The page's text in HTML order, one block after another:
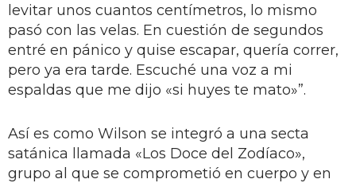
levitar unos cuantos centímetros, lo mismo
pasó con las velas. En cuestión de segundos
entré en pánico y quise escapar, quería correr,
pero ya era tarde. Escuché una voz a mi
espaldas que me dijo «si huyes te mato»”.
Así es como Wilson se integró a una secta
satánica llamada «Los Doce del Zodíaco»,
grupo al que se comprometió en cuerpo y en